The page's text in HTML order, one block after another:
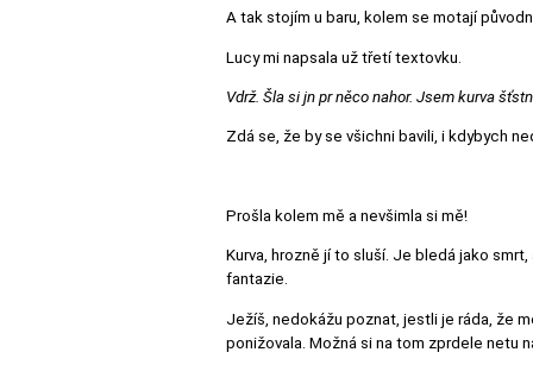
A tak stojím u baru, kolem se motají
Lucy mi napsala už třetí textovku.
Vdrž. Šla si jn pr něco nahor. Jsem kurva
Zdá se, že by se všichni bavili, i kdybych
Prošla kolem mě a nevšimla si mě!
Kurva, hrozně jí to sluší. Je bledá jako
fantazie.
Ježíš, nedokážu poznat, jestli je ráda, že
ponižovala. Možná si na tom zprdele netu